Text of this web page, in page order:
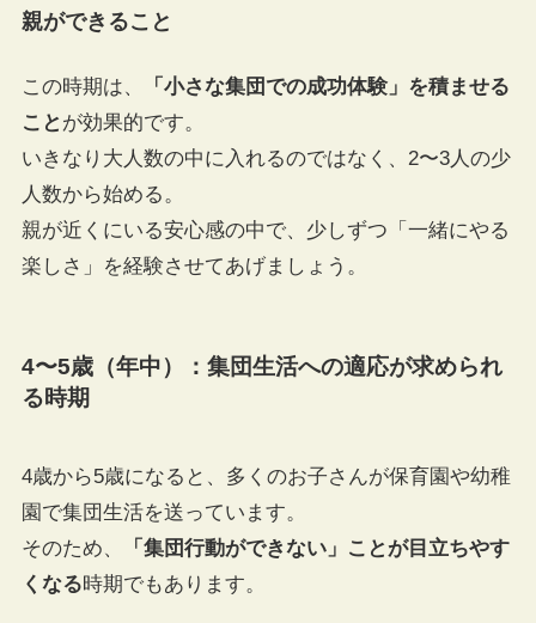
親ができること
この時期は、
「小さな集団での成功体験」を積ませる
こと が効果的です。
いきなり大人数の中に入れるのではなく、2〜3人の少
人数から始める。
親が近くにいる安心感の中で、少しずつ「一緒にやる
楽しさ」を経験させてあげましょう。
4〜5歳（年中）：集団生活への適応が求められ
る時期
4歳から5歳になると、多くのお子さんが保育園や幼稚
園で集団生活を送っています。
そのため、
「集団行動ができない」ことが目立ちやす
くなる時期でもあります。